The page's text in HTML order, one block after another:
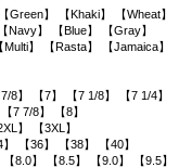
】 【Khaki】 【Wheat】
Navy】 【Blue】 【Gray】
】 【Rasta】 【Jamaica】
】 【7】 【7 1/8】 【7 1/4】
7 7/8】 【8】
】 【3XL】
【36】 【38】 【40】
8.0】 【8.5】 【9.0】 【9.5】